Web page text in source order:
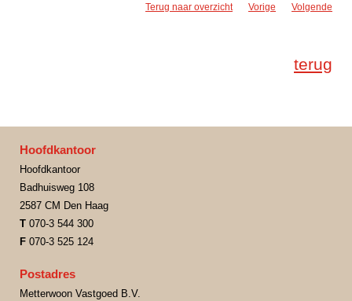
Terug naar overzicht Vorige Volgende
terug
Hoofdkantoor
Hoofdkantoor
Badhuisweg 108
2587 CM Den Haag
T 070-3 544 300
F 070-3 525 124
Postadres
Metterwoon Vastgoed B.V.